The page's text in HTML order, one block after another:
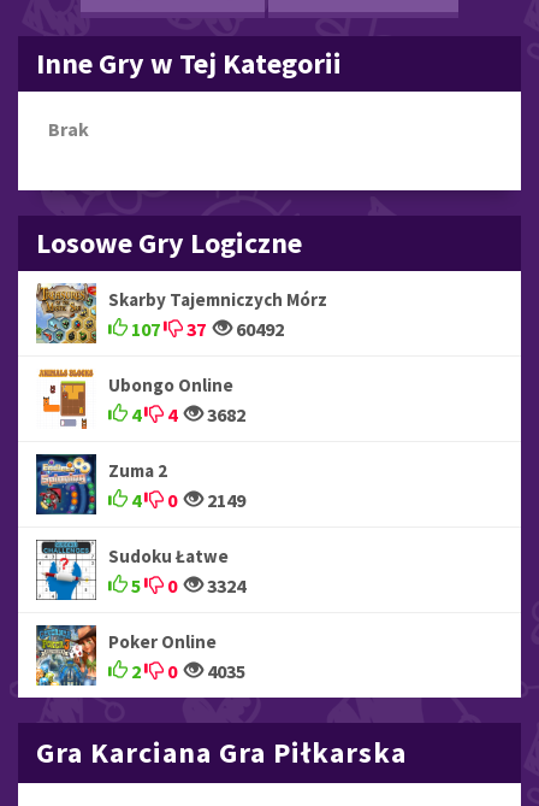
Inne Gry w Tej Kategorii
Brak
Losowe Gry Logiczne
Skarby Tajemniczych Mórz
107 37 60492
Ubongo Online
4 4 3682
Zuma 2
4 0 2149
Sudoku Łatwe
5 0 3324
Poker Online
2 0 4035
Gra Karciana Gra Piłkarska